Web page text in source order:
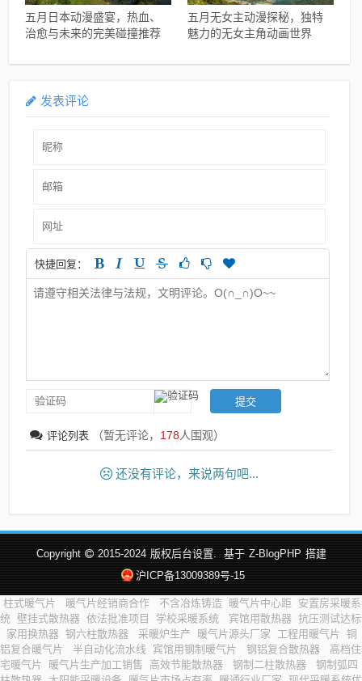
五月日本动漫盛宴，热血、
治愈与未来的完美碰撞推荐
五月无女主动漫探秘，独特
魅力的无女主角动画世界
发表评论
快捷回复：
评论列表 （暂无评论， 178人围观）
还没有评论，来说两句吧...
Copyright 2015-2024 版权后台设置. 基于 Z-BlogPHP 搭建
沪ICP备13009389号-15
柱式暖气片 暖气片经销商合作 不含冶炼铸造 暖气片中心距
安置房采暖系
统 壁挂式散热器 依法批准项目 学校采暖系统 宾馆用散热器 抗压测试达标
家用换热器 钢六柱散热器 采暖炉生产 暖气片源头厂家 工程用暖气片 铜
铝复合暖气片
半自动化流水线 宾馆用钢制暖气片 钢铝复合散热器
高档住
宅暖气片
暖气片生产加工销售 高效节能散热器 钢制二柱散热器
钢制弧四